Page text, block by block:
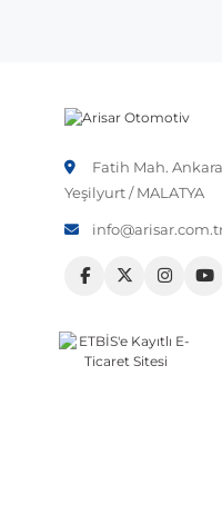
Fatih Mah.
Yeşilyurt / MALATYA